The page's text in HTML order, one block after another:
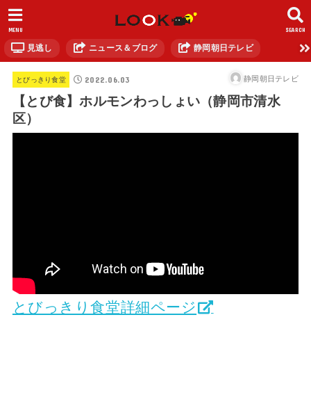
SEARCH
MENU
見逃し ニュース＆ブログ 静岡朝日テレビ
とびっきり食堂 2022.06.03 静岡朝日テレビ
【とび食】ホルモンわっしょい（静岡市清水
区）
とびっきり食堂詳細ページ